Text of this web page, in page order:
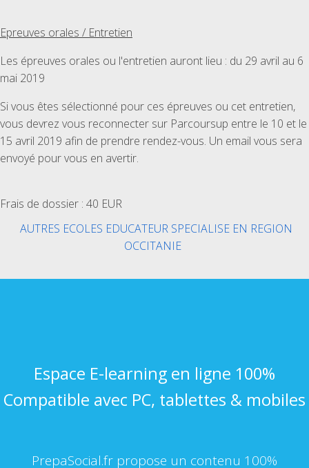
Epreuves orales / Entretien
Les épreuves orales ou l'entretien auront lieu : du 29 avril au 6
mai 2019
Si vous êtes sélectionné pour ces épreuves ou cet entretien,
vous devrez vous reconnecter sur Parcoursup entre le 10 et le
15 avril 2019 afin de prendre rendez-vous. Un email vous sera
envoyé pour vous en avertir.
Frais de dossier : 40 EUR
AUTRES ECOLES EDUCATEUR SPECIALISE EN REGION
OCCITANIE
Espace E-learning en ligne 100%
Compatible avec PC, tablettes & mobiles
PrepaSocial.fr propose un contenu 100%